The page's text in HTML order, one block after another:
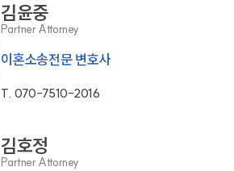
김윤중
Partner Attorney
이혼소송전문 변호사
T. 070-7510-2016
김호정
Partner Attorney